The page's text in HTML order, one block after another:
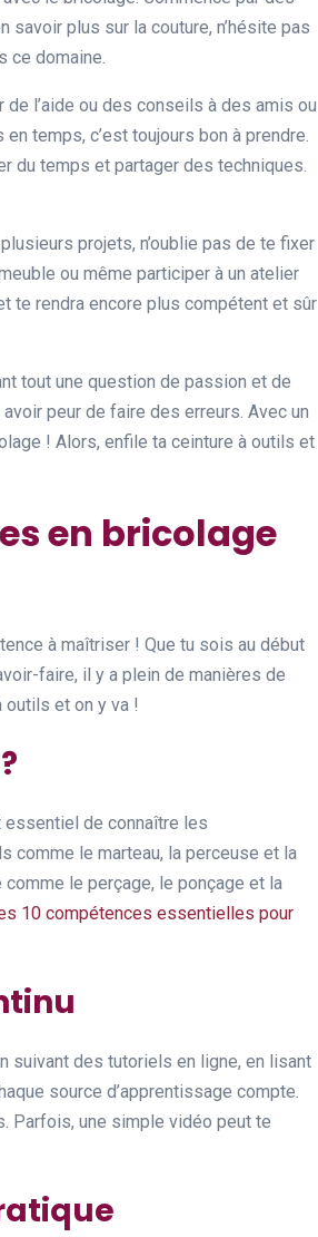
plus sur la couture, n’hésite pas
ce domaine.
l’aide ou des conseils à des amis ou
temps, c’est toujours bon à prendre.
du temps et partager des techniques.
projets, n’oublie pas de te fixer
ou même participer à un atelier
te rendra encore plus compétent et sûr
tout une question de passion et de
peur de faire des erreurs. Avec un
! Alors, enfile ta ceinture à outils et
en bricolage
à maîtriser ! Que tu sois au début
faire, il y a plein de manières de
outils et on y va !
de connaître les
comme le marteau, la perceuse et la
le perçage, le ponçage et la
10 compétences essentielles pour
suivant des tutoriels en ligne, en lisant
source d’apprentissage compte.
Parfois, une simple vidéo peut te